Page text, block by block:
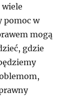
wiele
pomoc w
mogą
gdzie